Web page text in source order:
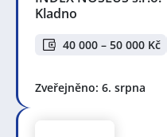
Kladno
40 000 – 50 000 Kč
Zveřejněno: 6. srpna